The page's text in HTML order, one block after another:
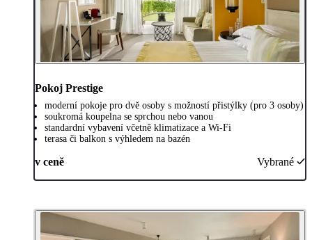
Pokoj Prestige
moderní pokoje pro dvě osoby s možností přistýlky (pro 3 osoby)
soukromá koupelna se sprchou nebo vanou
standardní vybavení včetně klimatizace a Wi-Fi
terasa či balkon s výhledem na bazén
v ceně Vybrané